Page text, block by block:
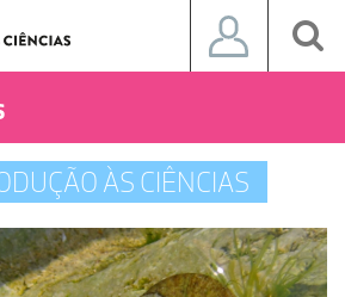
ÀS CIÊNCIAS